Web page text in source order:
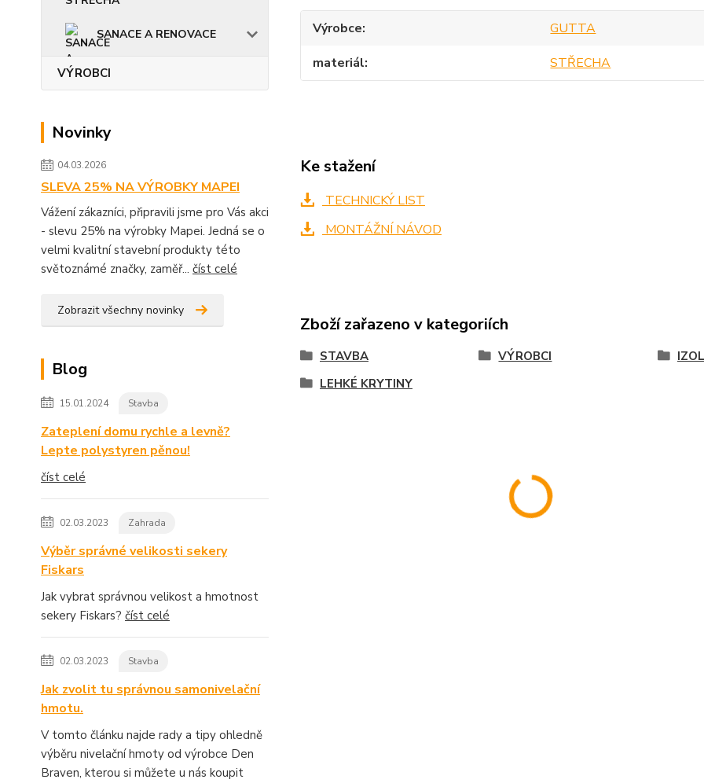
SANACE A RENOVACE
VÝROBCI
Novinky
04.03.2026
SLEVA 25% NA VÝROBKY MAPEI
Vážení zákazníci, připravili jsme pro Vás akci
- slevu 25% na výrobky Mapei. Jedná se o
velmi kvalitní stavební produkty této
světoznámé značky, zaměř... číst celé
Zobrazit všechny novinky
Blog
15.01.2024 Stavba
Zateplení domu rychle a levně?
Lepte polystyren pěnou!
číst celé
02.03.2023 Zahrada
Výběr správné velikosti sekery
Fiskars
Jak vybrat správnou velikost a hmotnost
sekery Fiskars? číst celé
02.03.2023 Stavba
Jak zvolit tu správnou samonivelační
hmotu.
V tomto článku najde rady a tipy ohledně
výběru nivelační hmoty od výrobce Den
Braven, kterou si můžete u nás koupit
Výrobce
GUTTA
materiál
STŘECHA
Ke stažení
TECHNICKÝ LIST
MONTÁŽNÍ NÁVOD
Zboží zařazeno v kategoriích
STAVBA VÝROBCI
LEHKÉ KRYTINY